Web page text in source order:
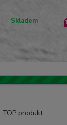
Skladem
TOP produkt